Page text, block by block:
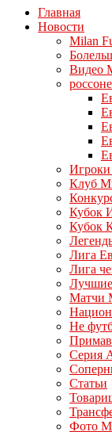
Главная
Новости
Milan
Видео
Клуб
Кубок
Кубок
Лига
Лига
Матчи
Не
Серия
Статьи
Фото